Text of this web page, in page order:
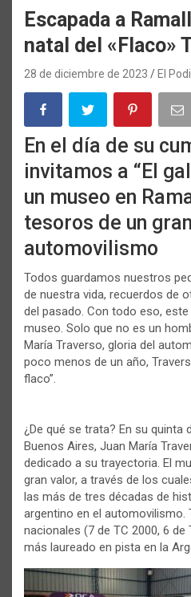
Escapada a
natal del «Flaco»
28 de diciembre de 2023 El
En el día de su
invitamos a “El
un museo en
tesoros de un
automovilismo
Todos guardamos nuestros
de nuestra vida, recuerdos de
del pasado. Con todo eso,
museo. Solo que no es un
María Traverso, gloria del
poco menos de un año,
flaco”.
¿De qué se trata? En su quinta
Buenos Aires, Juan María
dedicado a su trayectoria. El
gran valor, a través de los
las más de tres décadas de
argentino en el
nacionales (7 de TC 2000, 6 de
más laureado en pista en la